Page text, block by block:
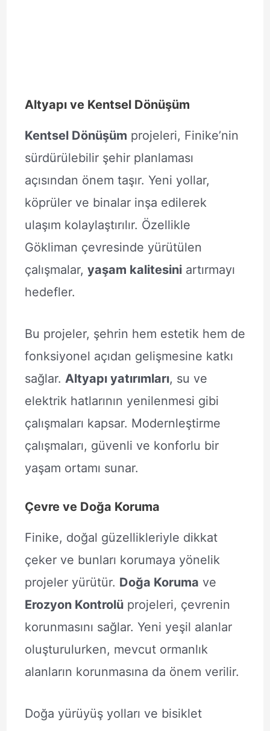
Altyapı ve Kentsel Dönüşüm
Kentsel Dönüşüm projeleri, Finike’nin
sürdürülebilir şehir planlaması
açısından önem taşır. Yeni yollar,
köprüler ve binalar inşa edilerek
ulaşım kolaylaştırılır. Özellikle
Gökliman çevresinde yürütülen
çalışmalar, yaşam kalitesiniartırmayı
hedefler.
Bu projeler, şehrin hem estetik hem de
fonksiyonel açıdan gelişmesine katkı
sağlar. Altyapı yatırımları, su ve
elektrik hatlarının yenilenmesi gibi
çalışmaları kapsar. Modernleştirme
çalışmaları, güvenli ve konforlu bir
yaşam ortamı sunar.
Çevre ve Doğa Koruma
Finike, doğal güzellikleriyle dikkat
çeker ve bunları korumaya yönelik
projeler yürütür. Doğa Koruma ve
Erozyon Kontrolüprojeleri, çevrenin
korunmasını sağlar. Yeni yeşil alanlar
oluşturulurken, mevcut ormanlık
alanların korunmasına da önem verilir.
Doğa yürüyüş yolları ve bisiklet